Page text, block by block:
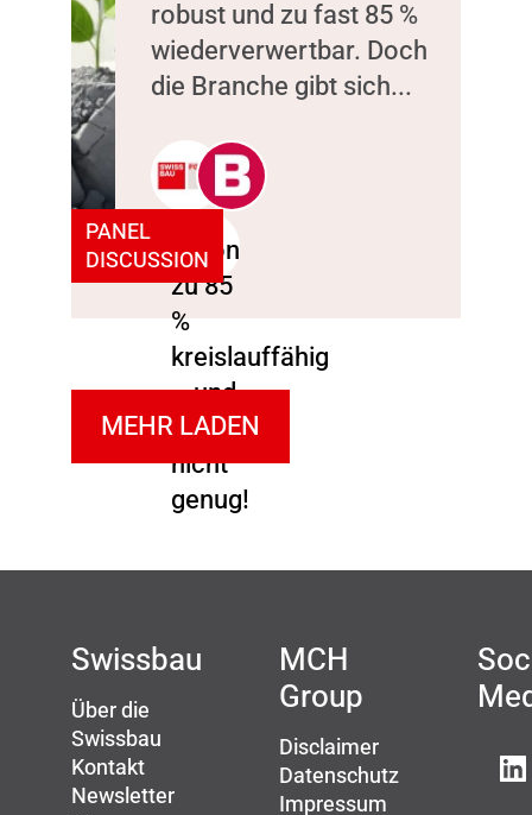
PANEL
DISCUSSION
robust und zu fast 85 %
wiederverwertbar. Doch
die Branche gibt sich...
MEHR LADEN
Swissbau
Über die
Swissbau
Kontakt
Newsletter
MCH
Group
Disclaimer
Datenschutz
Impressum